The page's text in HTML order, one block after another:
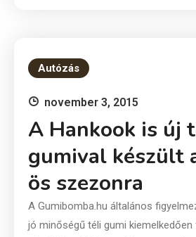
Autózás
november 3, 2015
A Hankook is új
gumival készült
ös szezonra
A Gumibomba.hu általános
jó minőségű téli gumi